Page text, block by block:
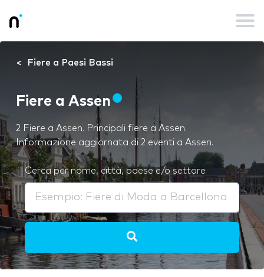
Fiere a Paesi Bassi
Fiere a Assen
2 Fiere a Assen. Principali fiere a Assen.
Informazione aggiornata di 2 eventi a Assen.
Cerca per nome, città, paese e/o settore